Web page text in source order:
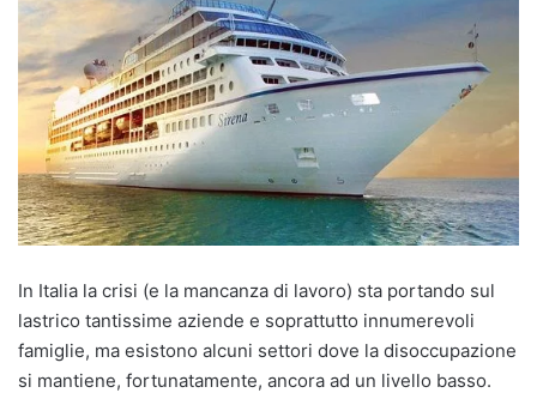
In Italia la crisi (e la mancanza di lavoro) sta portando sul
lastrico tantissime aziende e soprattutto innumerevoli
famiglie, ma esistono alcuni settori dove la disoccupazione
si mantiene, fortunatamente, ancora ad un livello basso.